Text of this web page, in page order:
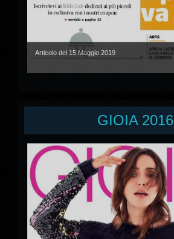
Articolo del 15 Maggio 2019
GIOIA 2016